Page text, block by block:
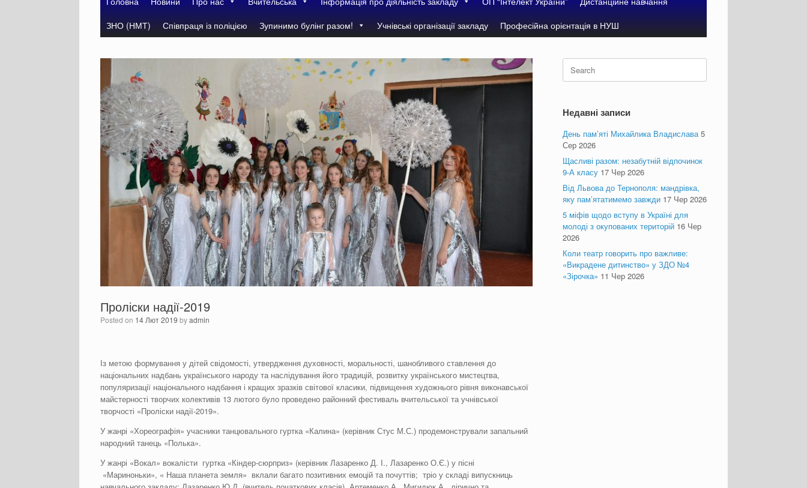
ЗНО (НМТ)
Співпраця із поліцією Зупинимо булінг разом! Учнівські організації закладу Професійна орієнтація в НУШ
Проліски надії-2019
Posted on 14 Лют 2019 byadmin
Із метою формування у дітей свідомості, утвердження духовності, моральності, шанобливого ставлення до
національних надбань українського народу та наслідування його традицій, розвитку українського мистецтва,
популяризації національного надбання і кращих зразків світової класики, підвищення художнього рівня виконавської
майстерності творчих колективів 13 лютого було проведено районний фестиваль вчительської та учнівської
творчості «Проліски надії-2019».
У жанрі «Хореографія» учасники танцювального гуртка «Калина» (керівник Стус М.С.) продемонстрували запальний
народний танець «Полька».
У жанрі «Вокал» вокалісти гуртка «Кіндер-сюрприз» (керівник Лазаренко Д. І., Лазаренко О.Є.) у пісні
«Мариноньки», « Наша планета земля» вклали багато позитивних емоцій та почуттів; тріо у складі випускниць
Search
for:
Недавні записи
День пам’яті Михайлика Владислава 5
Сер 2026
Щасливі разом: незабутній відпочинок
9-А класу 17 Чер 2026
Від Львова до Тернополя: мандрівка,
яку пам’ятатимемо завжди 17 Чер 2026
5 міфів щодо вступу в Україні для
молоді з окупованих територій 16 Чер
2026
Коли театр говорить про важливе:
«Викрадене дитинство» у ЗДО №4
«Зірочка» 11 Чер 2026